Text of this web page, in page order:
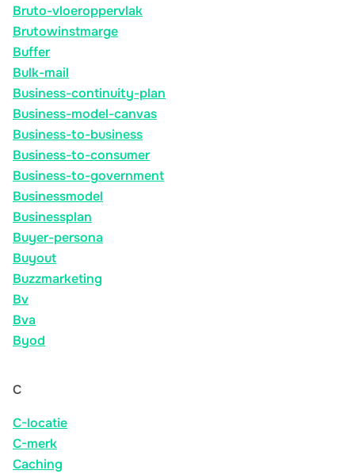
Bruto-vloeroppervlak
Brutowinstmarge
Buffer
Bulk-mail
Business-continuity-plan
Business-model-canvas
Business-to-business
Business-to-consumer
Business-to-government
Businessmodel
Businessplan
Buyer-persona
Buyout
Buzzmarketing
Bv
Bva
Byod
C
C-locatie
C-merk
Caching